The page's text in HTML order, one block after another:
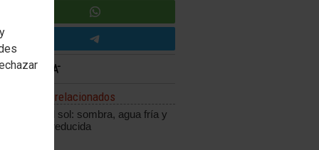
Enlaces relacionados
Frente al sol: sombra, agua fría y
jornada reducida